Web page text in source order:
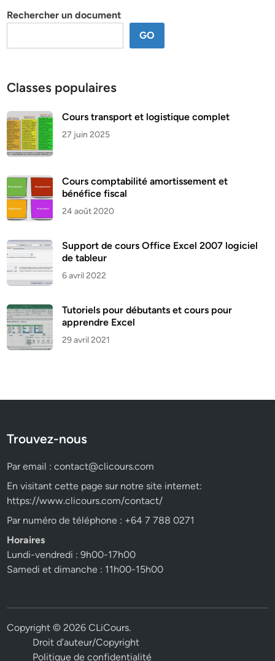
Rechercher un document
GO
Classes populaires
Cours transport et logistique complet
27 juin 2025
Cours comptabilité amortissement et
bénéfice fiscal
24 août 2020
Support de cours Office Excel 2007 logiciel
de tableur
6 avril 2022
Tutoriels pour débutants et cours pour
apprendre Excel
29 avril 2021
Trouvez-nous
Par email :contact@clicours.com
En visitant cette page sur notre site internet:
https://www.clicours.com/contact/
Par numéro de téléphone : +64 7 788 0271
Horaires
Lundi-vendredi : 9h00-17h00
Samedi et dimanche : 11h00-15h00
Copyright © 2026CLiCours.
Droit d’auteur/Copyright
Politique de confidentialité